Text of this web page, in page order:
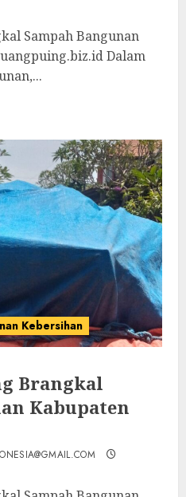
Sampah Bangunan
Dalam
Kebersihan
Brangkal
Kabupaten